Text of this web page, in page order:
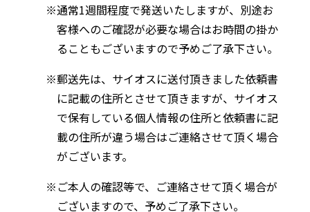
通常1週間程度で発送いたしますが、別途お
客様へのご確認が必要な場合はお時間の掛か
ることもございますので予めご了承下さい。
郵送先は、サイオスに送付頂きました依頼書
に記載の住所とさせて頂きますが、サイオス
で保有している個人情報の住所と依頼書に記
載の住所が違う場合はご連絡させて頂く場合
がございます。
ご本人の確認等で、ご連絡させて頂く場合が
ございますので、予めご了承下さい。